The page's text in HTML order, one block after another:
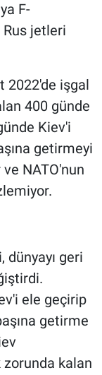
F-
jetleri
2022'de işgal
400 günde
Kiev'i
getirmeyi
NATO'nun
dünyayı geri
ele geçirip
getirme
kalan